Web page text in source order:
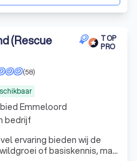
(Rescue
TOP
PRO
(58)
ervaring bieden wij de
of basiskennis, maar
Emmeloord
bedrijf